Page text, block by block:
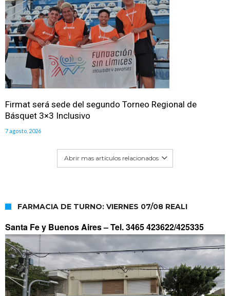
Firmat será sede del segundo Torneo Regional de
Básquet 3×3 Inclusivo
7 agosto, 2026
Abrir mas artículos relacionados
FARMACIA DE TURNO: VIERNES 07/08 REALI
Santa Fe y Buenos Aires –Tel. 3465 423622/425335